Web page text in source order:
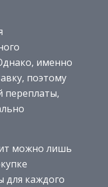
именно
поэтому
переплаты,
можно лишь
для каждого